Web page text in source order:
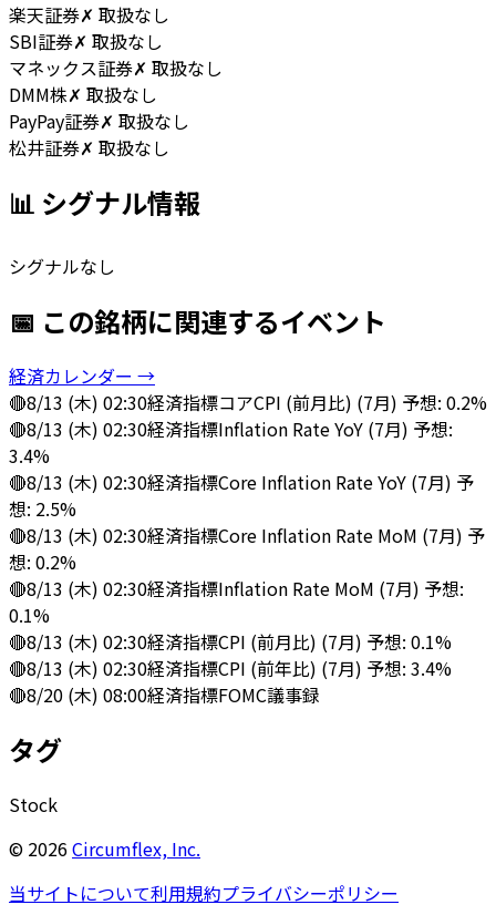
楽天証券✗ 取扱なし
SBI証券✗ 取扱なし
マネックス証券✗ 取扱なし
DMM株✗ 取扱なし
PayPay証券✗ 取扱なし
松井証券✗ 取扱なし
📊 シグナル情報
シグナルなし
📅 この銘柄に関連するイベント
経済カレンダー →
🔴8/13 (木) 02:30経済指標コアCPI (前月比) (7月) 予想: 0.2%
🔴8/13 (木) 02:30経済指標Inflation Rate YoY (7月) 予想:
3.4%
🔴8/13 (木) 02:30経済指標Core Inflation Rate YoY (7月) 予
想: 2.5%
🔴8/13 (木) 02:30経済指標Core Inflation Rate MoM (7月) 予
想: 0.2%
🔴8/13 (木) 02:30経済指標Inflation Rate MoM (7月) 予想:
0.1%
🔴8/13 (木) 02:30経済指標CPI (前月比) (7月) 予想: 0.1%
🔴8/13 (木) 02:30経済指標CPI (前年比) (7月) 予想: 3.4%
🔴8/20 (木) 08:00経済指標FOMC議事録
タグ
Stock
© 2026Circumflex, Inc.
当サイトについて利用規約プライバシーポリシー